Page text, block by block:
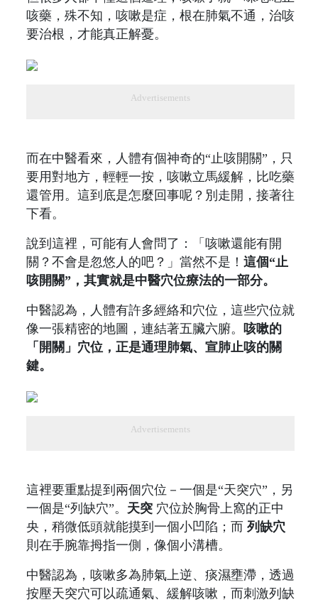
咳藥，殊不知，咳嗽是症，根在肺氣不通，治咳
要治根，才能真正解憂。
Advertisements
而在中醫看來，人體有個神奇的“止咳開關”，只
要用對地方，輕輕一按，咳嗽立馬緩解，比吃藥
還管用。這到底是怎麼回事呢？別走開，接著往
下看。
說到這裡，可能有人會問了：「咳嗽還能有開
關？不會是忽悠人的吧？」當然不是！ 這個“止
咳開關”，其實就是中醫穴位療法的一部分。
中醫認為，人體有許多經絡和穴位，這些穴位就
像一張精密的地圖，連結著五臟六腑。 咳嗽的
「開關」穴位，正是通理肺氣、宣肺止咳的關
鍵。
Advertisements
這裡要重點提到兩個穴位－一個是“天突穴”，另
一個是“列缺穴”。 天突 穴位於胸骨上窩的正中
央，稍微低頭就能摸到一個小凹陷；而 列缺穴
則在手腕靠拇指一側，像個小溝槽。
中醫認為，咳嗽多為肺氣上逆、痰濕壅滯，透過
按壓天突穴可以疏通氣、緩解咳嗽，而刺激列缺